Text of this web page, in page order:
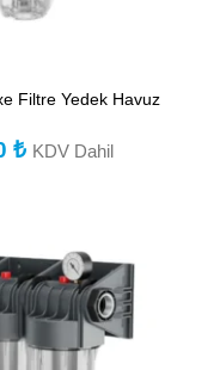
Filtre Yedek Havuz
₺ KDV Dahil